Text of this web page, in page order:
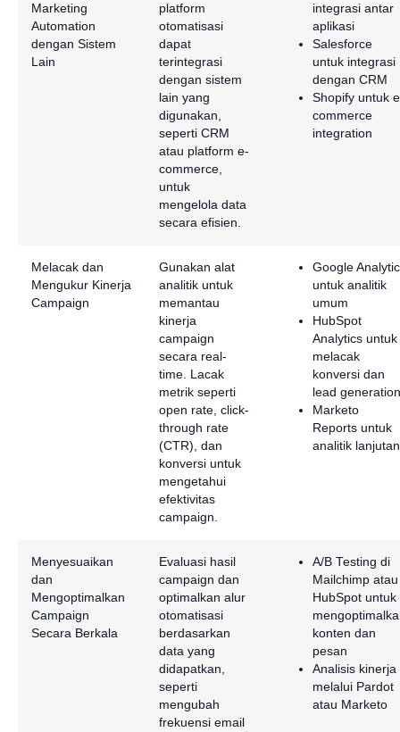
Marketing
Automation
dengan Sistem
Lain
platform
otomatisasi
dapat
terintegrasi
dengan sistem
lain yang
digunakan,
seperti CRM
atau platform e-
commerce,
untuk
mengelola data
secara efisien.
integrasi antar
aplikasi
Salesforce
untuk integrasi
dengan CRM
Shopify untuk
commerce
integration
Melacak dan
Mengukur Kinerja
Campaign
Gunakan alat
analitik untuk
memantau
kinerja
campaign
secara real-
time. Lacak
metrik seperti
open rate, click-
through rate
(CTR), dan
konversi untuk
mengetahui
efektivitas
campaign.
Google
untuk analitik
umum
HubSpot
Analytics untuk
melacak
konversi dan
lead generation
Marketo
Reports untuk
analitik lanjutan
Menyesuaikan
dan
Mengoptimalkan
Campaign
Secara Berkala
Evaluasi hasil
campaign dan
optimalkan alur
otomatisasi
berdasarkan
data yang
didapatkan,
seperti
mengubah
frekuensi email
A/B Testing di
Mailchimp atau
HubSpot untuk
konten dan
pesan
Analisis kinerja
melalui Pardot
atau Marketo